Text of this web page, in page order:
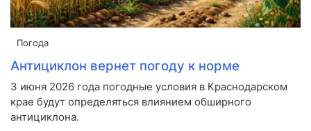
Погода
Антициклон вернет погоду к норме
3 июня 2026 года погодные условия в Краснодарском
крае будут определяться влиянием обширного
антициклона.